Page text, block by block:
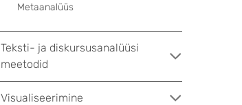
Metaanalüüs
Teksti- ja diskursusanalüüsi
meetodid
Visualiseerimine